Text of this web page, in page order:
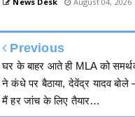
Previous
ने कंधे पर बैठाया, देवेंद्र यादव बोले –
मैं हर जांच के लिए तैयार…